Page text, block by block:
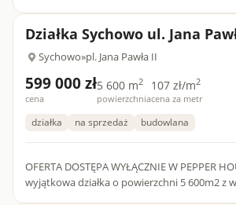
Działka Sychowo ul. Jana
Sychowo»pl. Jana Pawła II
599 000 zł
cena
5 600 m2
powierzchnia
107 zł/m2
cena za metr
działka na sprzedaż budowlana
OFERTA DOSTĘPA WYŁĄCZNIE W PEPPER
wyjątkowa działka o powierzchni 5 600m2 z